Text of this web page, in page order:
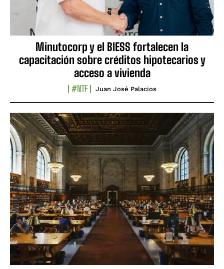
Minutocorp y el BIESS fortalecen la
capacitación sobre créditos hipotecarios y
acceso a vivienda
#NTF Juan José Palacios